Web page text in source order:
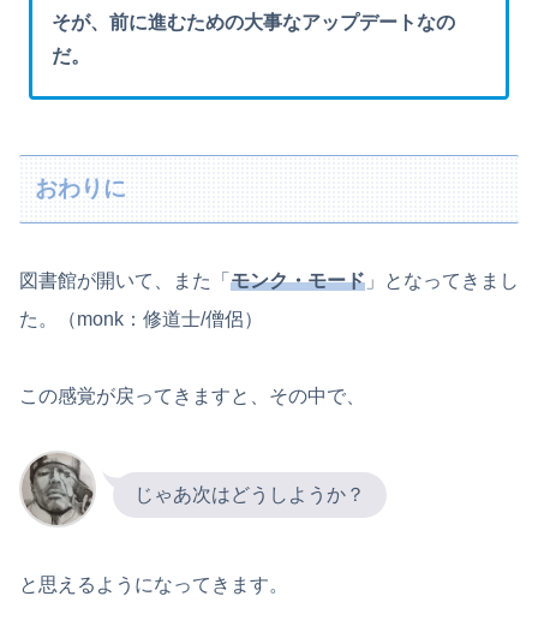
そが、前に進むための大事なアップデートなの
だ。
おわりに
図書館が開いて、また「 モンク・モード 」となってきまし
た。（monk：修道士/僧侶）
この感覚が戻ってきますと、その中で、
じゃあ次はどうしようか？
と思えるようになってきます。